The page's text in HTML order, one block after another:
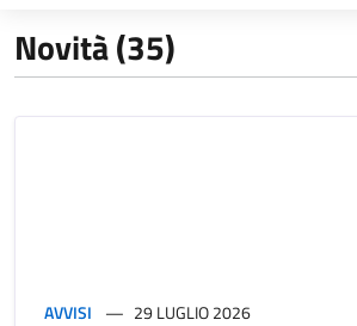
Novità (35)
AVVISI 29 LUGLIO 2026